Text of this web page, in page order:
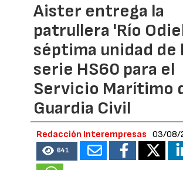
Aister entrega la
patrullera 'Río
séptima unidad de
serie HS60 para el
Servicio Marítimo
Guardia Civil
Redacción Interempresas 03/08/
641